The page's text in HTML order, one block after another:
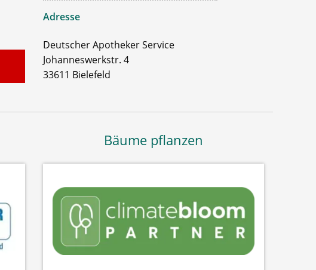
Adresse
Deutscher Apotheker Service
Johanneswerkstr. 4
33611 Bielefeld
Bäume pflanzen